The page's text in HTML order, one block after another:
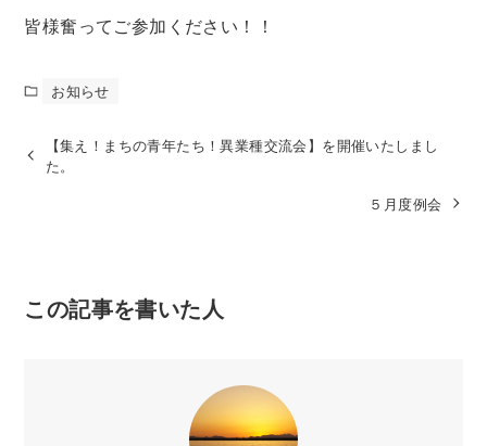
お知らせ
【集え！まちの青年たち！異業種交流会】を開催いたしまし
た。
５月度例会
この記事を書いた人
皆様奮ってご参加ください！！